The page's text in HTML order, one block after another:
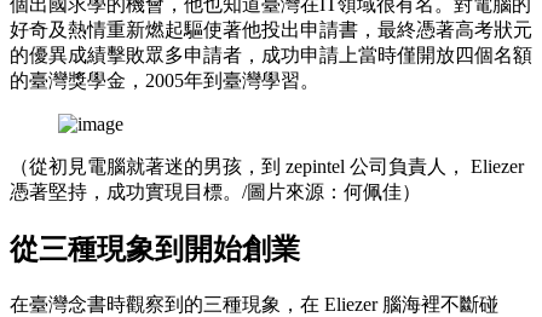
個出國求學的機會，他也知道臺灣在IT領域很有名。對電腦的
好奇及熱情重新燃起驅使著他投出申請書，最終憑著高考狀元
的優異成績擊敗眾多申請者，成功申請上當時僅開放四個名額
的臺灣獎學金，2005年到臺灣學習。
（從初見電腦就著迷的男孩，到 zepintel 公司負責人， Eliezer
憑著堅持，成功實現目標。/圖片來源：何佩佳）
從三種現象到開始創業
在臺灣念書時觀察到的三種現象，在 Eliezer 腦海裡不斷碰